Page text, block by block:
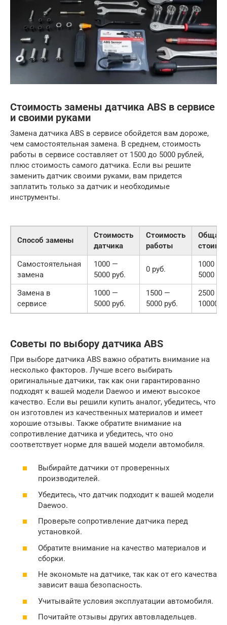
Стоимость замены датчика ABS в сервисе
и своими руками
Замена датчика ABS в сервисе обойдется вам дороже,
чем самостоятельная замена. В среднем, стоимость
работы в сервисе составляет от 1500 до 5000 рублей,
плюс стоимость самого датчика. Если вы решите
заменить датчик своими руками, вам придется
заплатить только за датчик и необходимые
инструменты.
Способ замены
Стоимость
датчика
Стоимость
работы
Общая
Самостоятельная
замена
1000 —
5000 руб.
0 руб.
1000 —
5000
Замена в
сервисе
1000 —
5000 руб.
1500 —
5000 руб.
2500 —
10000
Советы по выбору датчика ABS
При выборе датчика ABS важно обратить внимание на
несколько факторов. Лучше всего выбирать
оригинальные датчики, так как они гарантированно
подходят к вашей модели Daewoo и имеют высокое
качество. Если вы решили купить аналог, убедитесь, что
он изготовлен из качественных материалов и имеет
хорошие отзывы. Также обратите внимание на
сопротивление датчика и убедитесь, что оно
соответствует норме для вашей модели автомобиля.
Выбирайте датчики от проверенных
производителей.
Убедитесь, что датчик подходит к вашей модели
Daewoo.
Проверьте сопротивление датчика перед
установкой.
Обратите внимание на качество материалов и
сборки.
Не экономьте на датчике, так как от его качества
зависит ваша безопасность.
Учитывайте условия эксплуатации автомобиля.
Почитайте отзывы других автовладельцев.